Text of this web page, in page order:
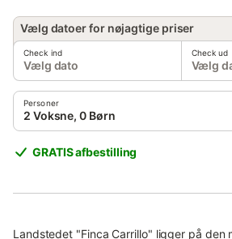
Vælg datoer for nøjagtige priser
Check ind
Vælg dato
Check ud
Vælg
Personer
2 Voksne, 0 Børn
GRATIS afbestilling
Landstedet "Finca Carrillo" ligger på den